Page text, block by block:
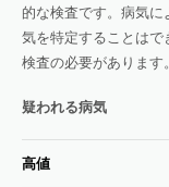
的な検査です。病気
気を特定することは
検査の必要があります。
疑われる病気
高値